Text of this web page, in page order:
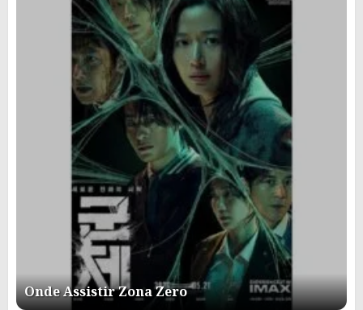
Onde Assistir Zona Zero